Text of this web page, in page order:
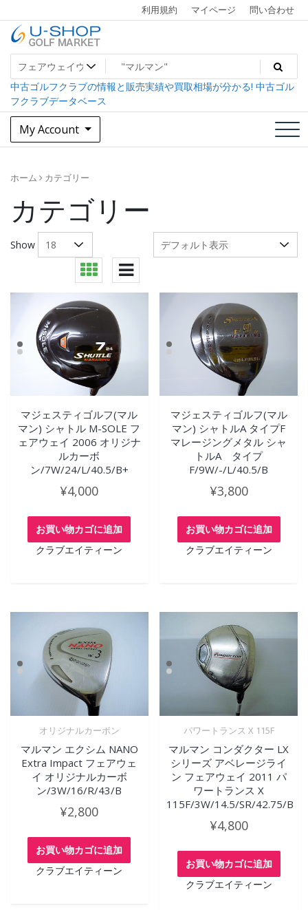
to
content
利用規約 マイページ 問い合わせ
U-SHOP Golf Market dev
中古ゴルフクラブ最大級！U-SHOPゴルフマーケット
中古ゴルフクラブの情報と販売実績や買取相場が分かる! 中古ゴル
フクラブデータベース
My Account
ホーム カテゴリー
カテゴリー
Show
マジェスティゴルフ(マル
マン) シャトル M-SOLE フ
ェアウェイ 2006 オリジナ
ルカーボ
ン/7W/24/L/40.5/B+
¥4,000
お買い物カゴに追加
クラブエイティーン
マジェスティゴルフ(マル
マン) シャトルA タイプF
マレージングメタル シャ
トルA タイプ
F/9W/-/L/40.5/B
¥3,800
お買い物カゴに追加
クラブエイティーン
オリジナルカーボン
マルマン エクシム NANO
Extra Impact フェアウェ
イ オリジナルカーボ
ン/3W/16/R/43/B
¥2,800
お買い物カゴに追加
クラブエイティーン
パワートランス X 115F
マルマン コンダクター LX
シリーズ アベレージライ
ン フェアウェイ 2011 パ
ワートランス X
115F/3W/14.5/SR/42.75/B
¥4,800
お買い物カゴに追加
クラブエイティーン